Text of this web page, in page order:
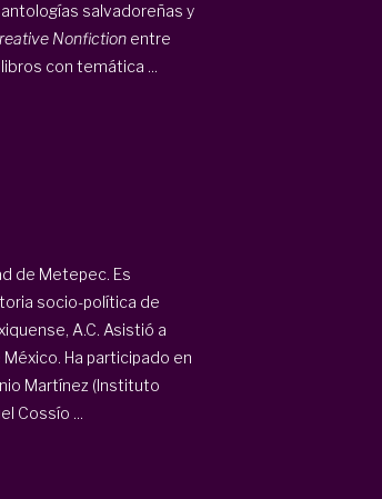
salvadoreñas y
Nonfictionentre
con temática ...
de Metepec. Es
socio-política de
A.C. Asistió a
Ha participado en
Martínez (Instituto
Cossío ...